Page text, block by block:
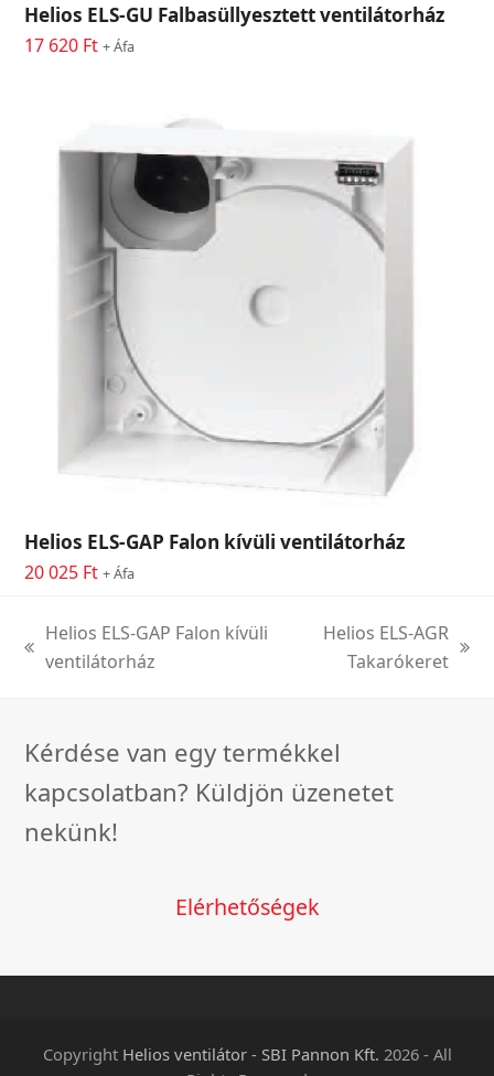
Helios ELS-GU Falbasüllyesztett ventilátorház
17 620 Ft + Áfa
Helios ELS-GAP Falon kívüli ventilátorház
20 025 Ft + Áfa
previous
Helios ELS-GAP Falon kívüli
ventilátorház
Helios ELS-AGR
Takarókeret
Kérdése van egy termékkel
kapcsolatban? Küldjön üzenetet
nekünk!
Elérhetőségek
Copyright Helios ventilátor - SBI Pannon Kft. 2026 - All